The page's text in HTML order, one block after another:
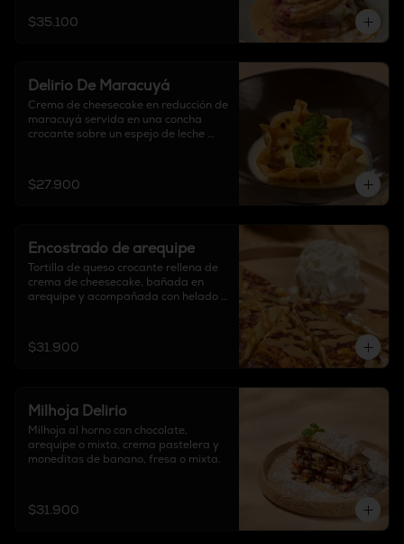
$35.100
Delirio De Maracuyá
Crema de cheesecake en reducción de
maracuyá servida en una concha
crocante sobre un espejo de leche
$27.900
Encostrado de arequipe
Tortilla de queso crocante rellena de
crema de cheesecake, bañada en
arequipe y acompañada con helado
$31.900
Milhoja Delirio
Milhoja al horno con chocolate,
arequipe o mixta, crema pastelera y
moneditas de banano, fresa o mixta.
$31.900